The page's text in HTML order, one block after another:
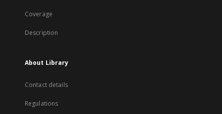
Coverage
Description
About Library
Contact details
Regulations